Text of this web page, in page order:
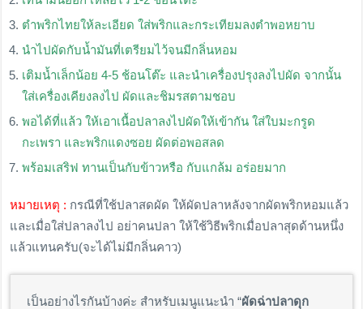
ตำพริกไทยให้ละเอียด ใส่พริกและกระเทียมลงตำพอหยาบ
นำไปผัดกับน้ำมันที่เตรียมไว้จนมีกลิ่นหอม
เติมน้ำเล็กน้อย 4-5 ช้อนโต๊ะ และนำเครื่องปรุงลงไปผัด จากนั้น
ใส่เครื่องเคียงลงไป ผัดและชิมรสตามชอบ
พอได้ที่แล้ว ให้เอาเนื้อปลาลงไปผัดให้เข้ากัน ใส่ใบมะกรูด
กะเพรา และพริกแดงซอย ผัดต่อพอสลด
พร้อมเสริฟ ทานเป็นกับข้าวหรือ กับแกล้ม อร่อยมาก
หมายเหตุ : กรณีที่ใช้ปลาสดผัด ให้ผัดปลาหลังจากผัดพริกหอมแล้ว
และเมื่อใส่ปลาลงไป อย่าคนปลา ให้ใช้วิธีพริกเมื่อปลาสุดด้านหนึ่ง
แล้วแทนครับ(จะได้ไม่มีกลิ่นคาว)
เป็นอย่างไรกันบ้างค่ะ สำหรับเมนูแนะนำ “ผัดฉ่าปลาดุก